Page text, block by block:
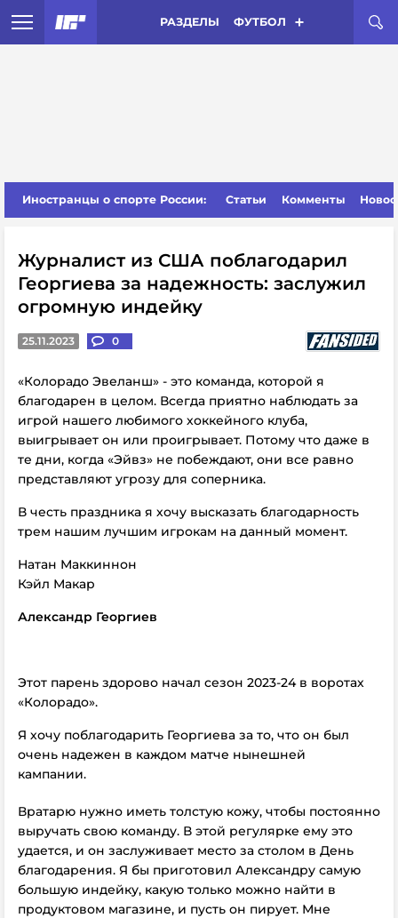
РАЗДЕЛЫ ФУТБОЛ
Иностранцы о спорте России: Статьи Комменты
Журналист из США поблагодарил
Георгиева за надежность: заслужил
огромную индейку
25.11.2023 0
«Колорадо Эвеланш» - это команда, которой я
благодарен в целом. Всегда приятно наблюдать за
игрой нашего любимого хоккейного клуба,
выигрывает он или проигрывает. Потому что даже в
те дни, когда «Эйвз» не побеждают, они все равно
представляют угрозу для соперника.
В честь праздника я хочу высказать благодарность
трем нашим лучшим игрокам на данный момент.
Натан Маккиннон
Кэйл Макар
Александр Георгиев
Этот парень здорово начал сезон 2023-24 в воротах
«Колорадо».
Я хочу поблагодарить Георгиева за то, что он был
очень надежен в каждом матче нынешней
кампании.
Вратарю нужно иметь толстую кожу, чтобы постоянно
выручать свою команду. В этой регулярке ему это
удается, и он заслуживает место за столом в День
благодарения. Я бы приготовил Александру самую
большую индейку, какую только можно найти в
продуктовом магазине, и пусть он пирует. Мне